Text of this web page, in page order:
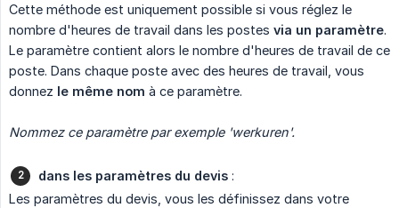
Cette méthode est uniquement possible si vous réglez le
nombre d'heures de travail dans les postes via un paramètre.
Le paramètre contient alors le nombre d'heures de travail de ce
poste. Dans chaque poste avec des heures de travail, vous
donnez le même nom à ce paramètre.
Nommez ce paramètre par exemple 'werkuren'.
dans les paramètres du devis :
Les paramètres du devis, vous les définissez dans votre